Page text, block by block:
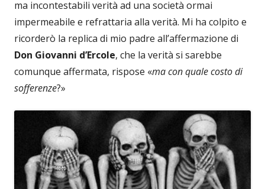
ma incontestabili verità ad una società ormai
impermeabile e refrattaria alla verità. Mi ha colpito e
ricorderò la replica di mio padre all’affermazione di
Don Giovanni d’Ercole, che la verità si sarebbe
comunque affermata, rispose «ma con quale costo di
sofferenze?»